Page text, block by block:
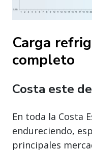
Carga
completo
Costa este
En toda la Costa
endureciendo,
principales